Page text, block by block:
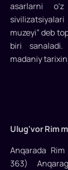
asarlarni
muzeyi” deb
biri
madaniy
Ulug'vor Rim
Anqarada
363)